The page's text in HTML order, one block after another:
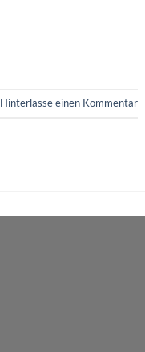
Hinterlasse einen Kommentar